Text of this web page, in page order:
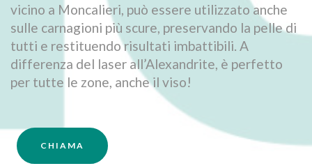
vicino a Moncalieri, può essere utilizzato anche
sulle carnagioni più scure, preservando la pelle di
tutti e restituendo risultati imbattibili. A
differenza del laser all’Alexandrite, è perfetto
per tutte le zone, anche il viso!
CHIAMA